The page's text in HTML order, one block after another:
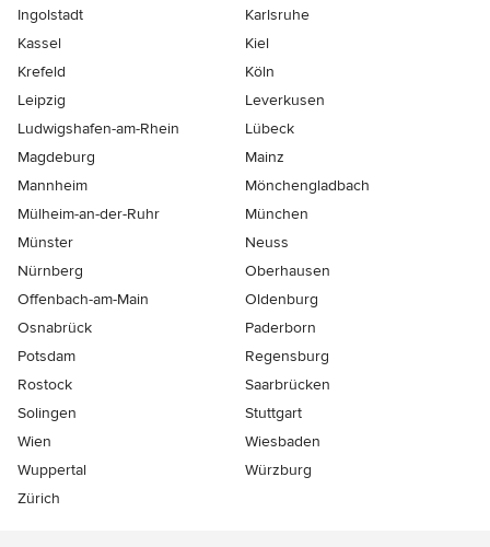
Ingolstadt
Karlsruhe
Kassel
Kiel
Krefeld
Köln
Leipzig
Leverkusen
Ludwigshafen-am-Rhein
Lübeck
Magdeburg
Mainz
Mannheim
Mönchen­gladbach
Mülheim-an-der-Ruhr
München
Münster
Neuss
Nürnberg
Oberhausen
Offenbach-am-Main
Oldenburg
Osnabrück
Paderborn
Potsdam
Regensburg
Rostock
Saarbrücken
Solingen
Stuttgart
Wien
Wiesbaden
Wuppertal
Würzburg
Zürich